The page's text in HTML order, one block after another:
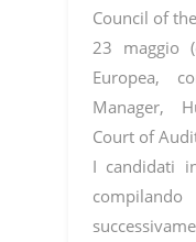
Council of
23 maggio
Europea,
Manager,
Court of
I candidati